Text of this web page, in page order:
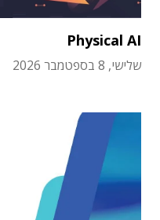
Physical AI
שלישי, 8 בספטמבר 2026